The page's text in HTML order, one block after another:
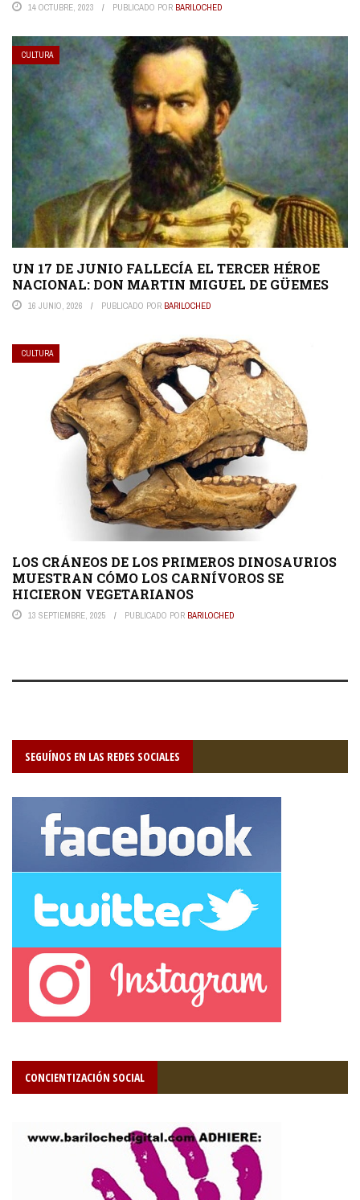
14 OCTUBRE, 2023 PUBLICADO POR BARILOCHED
CULTURA
UN 17 DE JUNIO FALLECÍA EL TERCER HÉROE
NACIONAL: DON MARTIN MIGUEL DE GÜEMES
16 JUNIO, 2026 PUBLICADO POR BARILOCHED
CULTURA
LOS CRÁNEOS DE LOS PRIMEROS DINOSAURIOS
MUESTRAN CÓMO LOS CARNÍVOROS SE
HICIERON VEGETARIANOS
13 SEPTIEMBRE, 2025 PUBLICADO POR BARILOCHED
SEGUÍNOS EN LAS REDES SOCIALES
CONCIENTIZACIÓN SOCIAL